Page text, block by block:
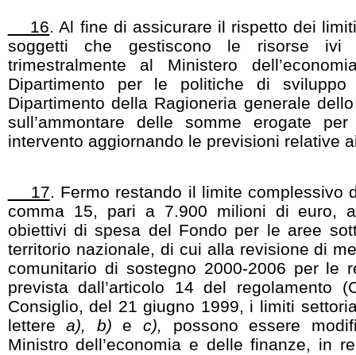
16. Al fine di assicurare il rispetto dei
soggetti che gestiscono le risorse ivi
trimestralmente al Ministero
Dipartimento per le politiche di
Dipartimento della Ragioneria generale
sull’ammontare delle somme erogate
intervento aggiornando le previsioni relative
17. Fermo restando il limite complessivo
comma 15, pari a 7.900 milioni di euro,
obiettivi di spesa del Fondo per le aree
territorio nazionale, di cui alla revisione di
comunitario di sostegno 2000-2006 per le
prevista dall’articolo 14 del regolamento
Consiglio, del 21 giugno 1999, i limiti
letterea), b)e c), possono essere
Ministro dell’economia e delle finanze, in